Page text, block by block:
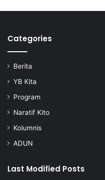
Categories
Berita
YB Kita
Program
Naratif Kito
Kolumnis
ADUN
Last Modified Posts